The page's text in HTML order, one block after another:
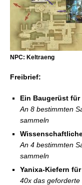
NPC: Keltraeng
Freibrief:
Ein Baugerüst
An 8 bestimmten
sammeln
An 4 bestimmten
sammeln
Yanixa-Kiefern
40x das